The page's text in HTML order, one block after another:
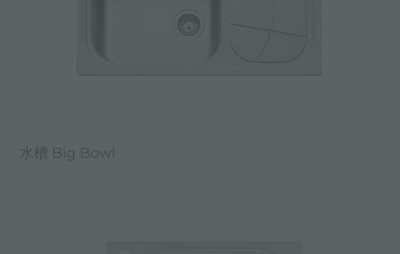
水槽 Big Bowl